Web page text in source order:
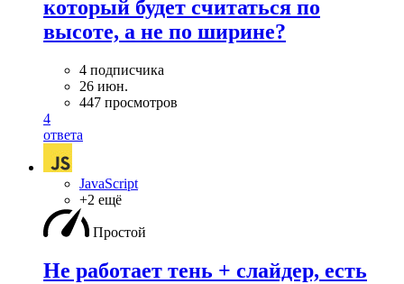
который будет считаться по
высоте, а не по ширине?
4 подписчика
26 июн.
447 просмотров
4
ответа
JavaScript
+2 ещё
Простой
Не работает тень + слайдер, есть